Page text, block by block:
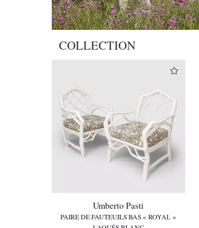
COLLECTION
Umberto Pasti
PAIRE DE FAUTEUILS BAS « ROYAL »